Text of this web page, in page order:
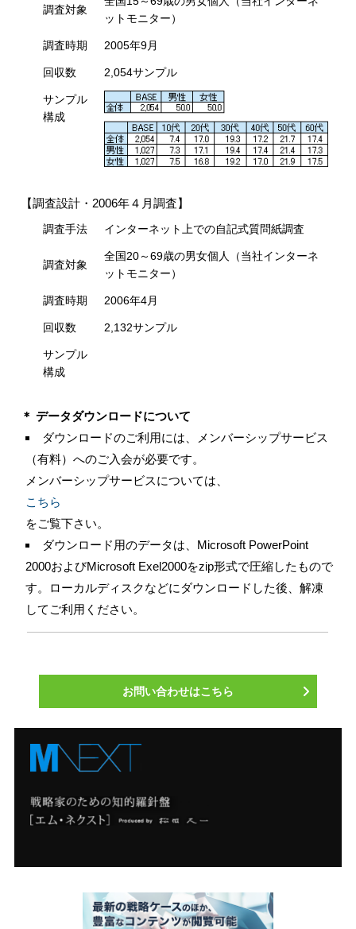
調査対象
ットモニター）
調査時期 2005年9月
回収数 2,054サンプル
サンプル
構成
【調査設計・2006年４月調査】
調査手法 インターネット上での自記式質問紙調査
調査対象
全国20～69歳の男女個人（当社インターネ
ットモニター）
調査時期 2006年4月
回収数 2,132サンプル
サンプル
構成
＊ データダウンロードについて
ダウンロードのご利用には、メンバーシップサービス
（有料）へのご入会が必要です。
メンバーシップサービスについては、
こちら
をご覧下さい。
ダウンロード用のデータは、Microsoft PowerPoint
2000およびMicrosoft Exel2000をzip形式で圧縮したもので
す。ローカルディスクなどにダウンロードした後、解凍
してご利用ください。
お問い合わせはこちら